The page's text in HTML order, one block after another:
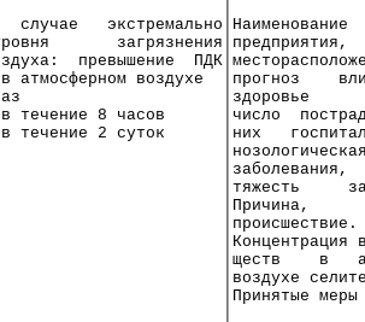
случае
превышение
в атмосферном воздухе  │прогноз
раз                     │здоровье
течение 8 часов      │число
течение 2 суток      │них
│нозологическая
│заболевания,
│тяжесть
│Причина,
│Концентрация
│ществ    в
│воздухе
│Принятые